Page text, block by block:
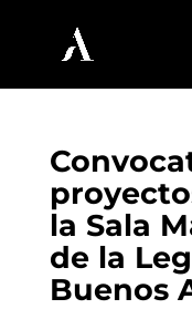
la Sala
de la
Buenos